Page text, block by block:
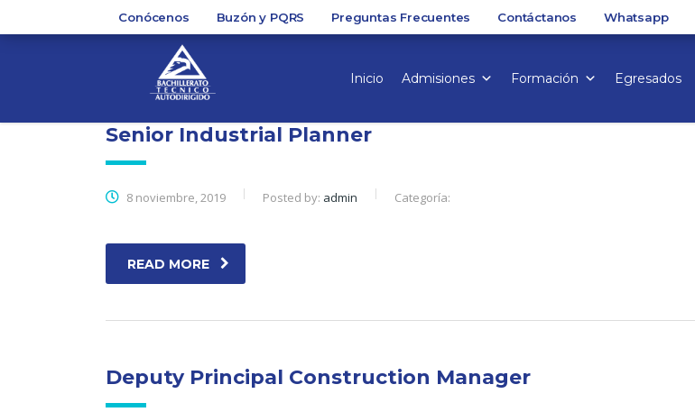
Conócenos Buzón y PQRS Preguntas Frecuentes Contáctanos Whatsapp
Inicio Admisiones Formación Egresados
Senior Industrial Planner
8 noviembre, 2019 Posted by: admin Categoría:
READ MORE
Deputy Principal Construction Manager